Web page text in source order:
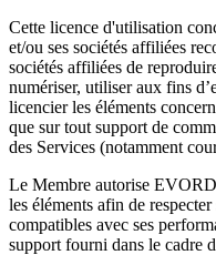
Cette licence d'utilisation
et/ou ses sociétés affiliées
sociétés affiliées de
numériser, utiliser aux fins
licencier les éléments
que sur tout support de
des Services (notamment
Le Membre autorise
les éléments afin de
compatibles avec ses
support fourni dans le cadre